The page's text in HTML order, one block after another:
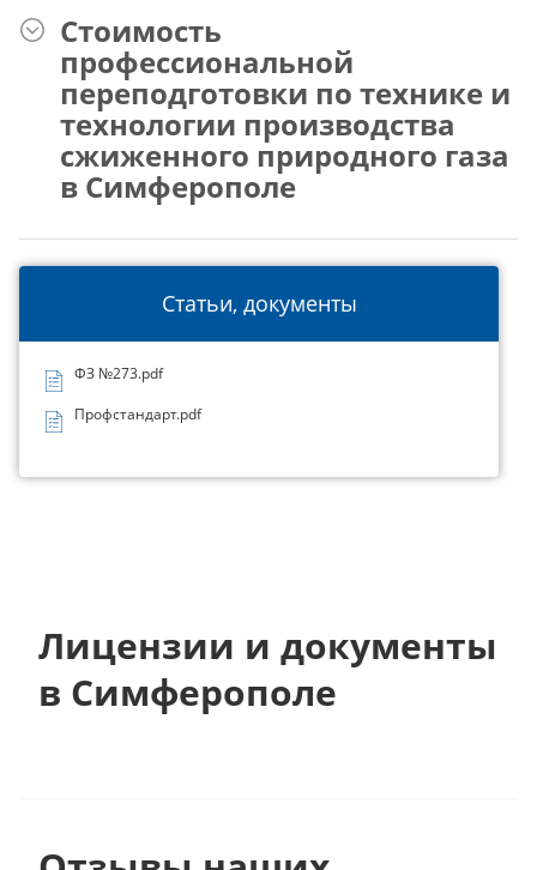
Статьи, документы
ФЗ №273.pdf
Профстандарт.pdf
Стоимость
профессиональной
переподготовки по технике и
технологии производства
сжиженного природного газа
в Симферополе
Лицензии и документы
в Симферополе